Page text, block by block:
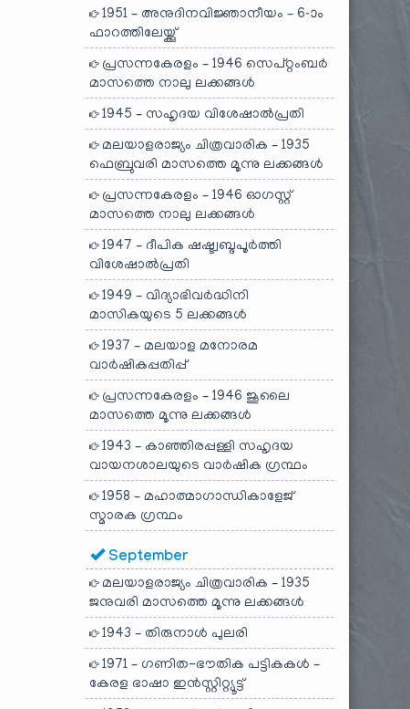
1951 – അനുദിനവിജ്ഞാനീയം – 6-ാം
ഫാറത്തിലേയ്ക്കു്
പ്രസന്നകേരളം – 1946 സെപ്റ്റംബർ
മാസത്തെ നാലു ലക്കങ്ങൾ
1945 – സഹൃദയ വിശേഷാൽപ്രതി
മലയാളരാജ്യം ചിത്രവാരിക – 1935
ഫെബ്രുവരി മാസത്തെ മൂന്നു ലക്കങ്ങൾ
പ്രസന്നകേരളം – 1946 ഓഗസ്റ്റ്
മാസത്തെ നാലു ലക്കങ്ങൾ
1947 – ദീപിക ഷഷ്ട്വബ്ദപൂർത്തി
വിശേഷാൽപ്രതി
1949 – വിദ്യാഭിവർദ്ധിനി
മാസികയുടെ 5 ലക്കങ്ങൾ
1937 – മലയാള മനോരമ
വാർഷികപ്പതിപ്പ്
പ്രസന്നകേരളം – 1946 ജൂലൈ
മാസത്തെ മൂന്നു ലക്കങ്ങൾ
1943 – കാഞ്ഞിരപ്പള്ളി സഹൃദയ
വായനശാലയുടെ വാർഷിക ഗ്രന്ഥം
1958 – മഹാത്മാഗാന്ധികാളേജ്
സ്മാരക ഗ്രന്ഥം
September
മലയാളരാജ്യം ചിത്രവാരിക – 1935
ജനുവരി മാസത്തെ മൂന്നു ലക്കങ്ങൾ
1943 – തിരുനാൾ പുലരി
1971 – ഗണിത-ഭൗതിക പട്ടികകൾ –
കേരള ഭാഷാ ഇൻസ്റ്റിറ്റ്യൂട്ട്